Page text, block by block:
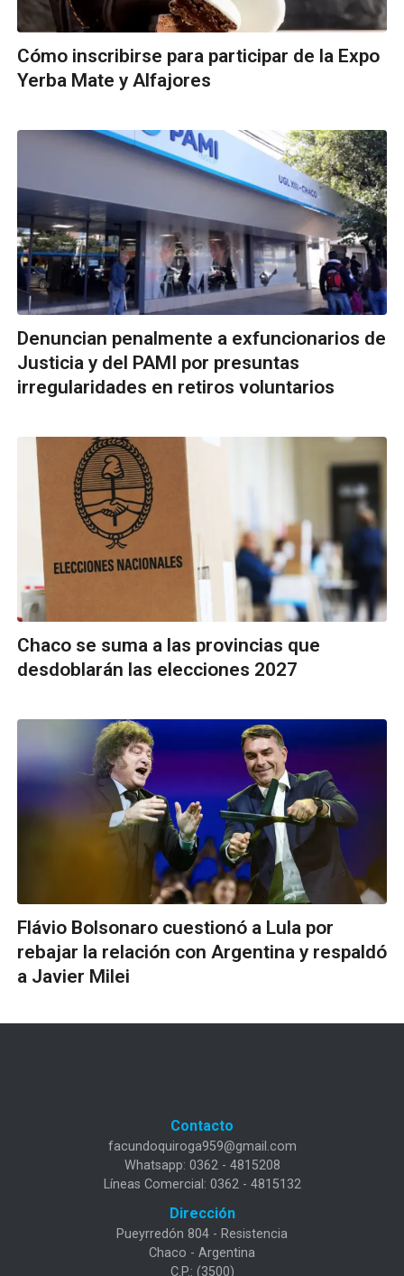
Cómo inscribirse para participar de la Expo
Yerba Mate y Alfajores
Denuncian penalmente a exfuncionarios de
Justicia y del PAMI por presuntas
irregularidades en retiros voluntarios
Chaco se suma a las provincias que
desdoblarán las elecciones 2027
Flávio Bolsonaro cuestionó a Lula por
rebajar la relación con Argentina y respaldó
a Javier Milei
Contacto
facundoquiroga959@gmail.com
Whatsapp: 0362 - 4815208
Líneas Comercial: 0362 - 4815132
Dirección
Pueyrredón 804 - Resistencia
Chaco - Argentina
C.P.: (3500)